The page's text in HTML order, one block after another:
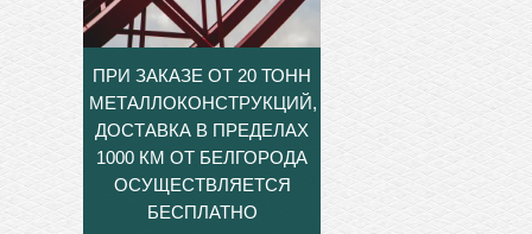
ПРИ ЗАКАЗЕ ОТ 20 ТОНН
МЕТАЛЛОКОНСТРУКЦИЙ,
ДОСТАВКА В ПРЕДЕЛАХ
1000 КМ ОТ БЕЛГОРОДА
ОСУЩЕСТВЛЯЕТСЯ
БЕСПЛАТНО